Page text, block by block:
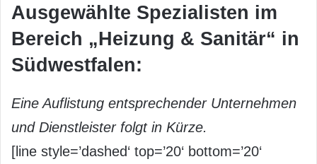
Ausgewählte Spezialisten im
Bereich „Heizung & Sanitär“ in
Südwestfalen:
Eine Auflistung entsprechender Unternehmen
und Dienstleister folgt in Kürze.
[line style=’dashed‘ top=’20‘ bottom=’20‘